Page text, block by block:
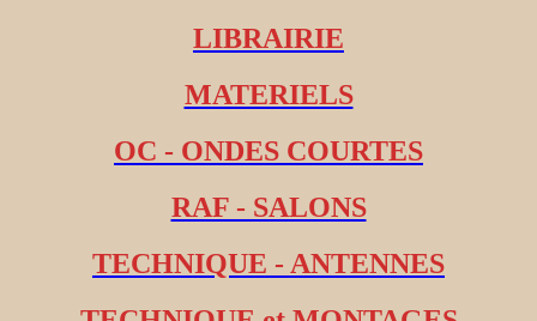
LIBRAIRIE
MATERIELS
OC - ONDES COURTES
RAF - SALONS
TECHNIQUE - ANTENNES